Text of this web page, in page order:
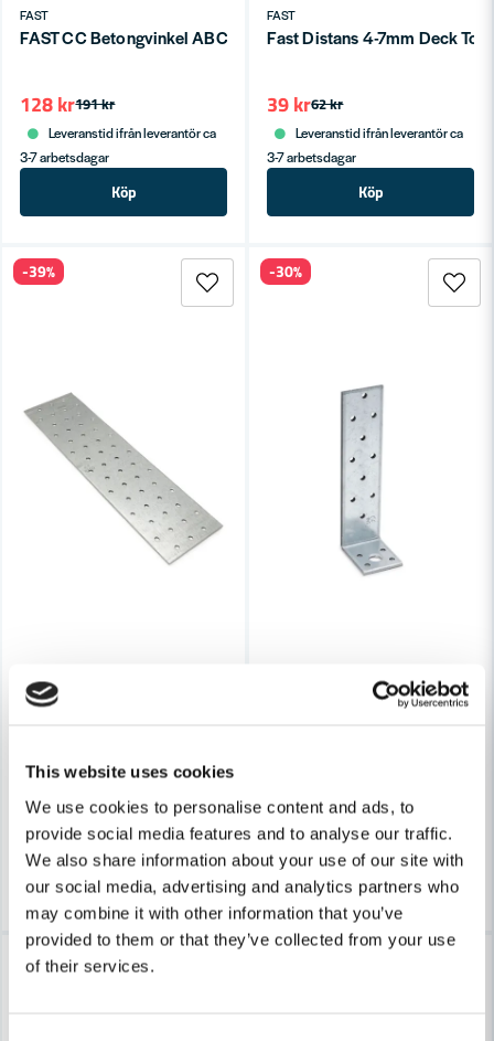
This website uses cookies
We use cookies to personalise content and ads, to
provide social media features and to analyse our traffic.
We also share information about your use of our site with
our social media, advertising and analytics partners who
may combine it with other information that you’ve
provided to them or that they’ve collected from your use
of their services.
FAST
FAST CC Betongvinkel ABC 150x75x8,0x60 18mm
191 kr
128 kr
Leveranstid ifrån leverantör ca
3-7 arbetsdagar
Köp
FAST
Fast Distans 4-7mm Deck
62 kr
39 kr
Leveranstid ifrån leverantör ca
3-7 arbetsdagar
Köp
31 kr
19 kr
Finns i Webblager
Köp
-39%
37 kr
26 kr
Finns i Webblager
Köp
-30%
-31%